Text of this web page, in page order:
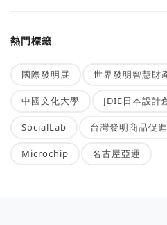
熱門標籤
國際發明展 世界發明智慧財
中國文化大學 JDIE日本設計
SocialLab 台灣發明商品促
Microchip 名古屋亞運